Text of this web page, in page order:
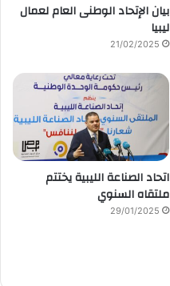
بيان الإتحاد الوطنى العام لعمال
ليبيا
21/02/2025
اتحاد الصناعة الليبية يختتم
ملتقاه السنوي
29/01/2025